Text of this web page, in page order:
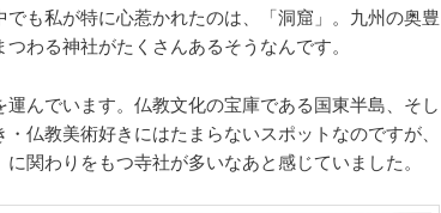
も私が特に心惹かれたのは、「洞窟」。九州の奥豊
わる神社がたくさんあるそうなんです。
んでいます。仏教文化の宝庫である国東半島、そし
仏教美術好きにはたまらないスポットなのですが、
関わりをもつ寺社が多いなあと感じていました。